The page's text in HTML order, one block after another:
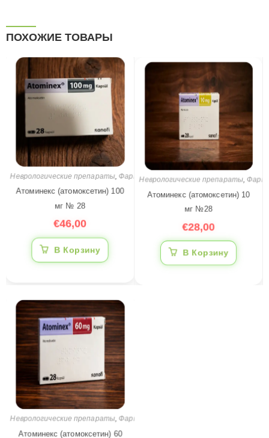
ПОХОЖИЕ ТОВАРЫ
Неврологические препараты ,Фармацевтические препараты
Атоминекс (атомоксетин) 100
мг № 28
€46,00
В Корзину
Неврологические препараты
Атоминекс (атомоксетин) 10
мг №28
€28,00
В Корзину
Неврологические препараты,Фармацевтические препараты
Атоминекс (атомоксетин) 60